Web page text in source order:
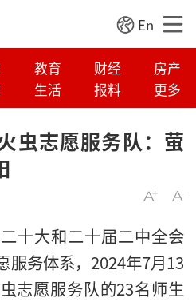
En
教育 财经
房产
生活 报料 更多
虫志愿服务队：萤
十大和二十届二中全会
服务体系，2024年7月13
志愿服务队的23名师生